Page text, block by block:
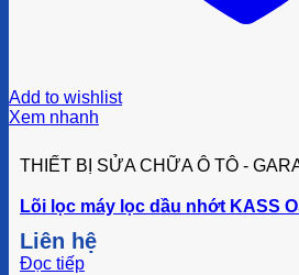
Add to wishlist
Xem nhanh
THIẾT BỊ SỬA CHỮA Ô TÔ -
Lõi lọc máy lọc dầu nhớt KASS
Liên hệ
Đọc tiếp